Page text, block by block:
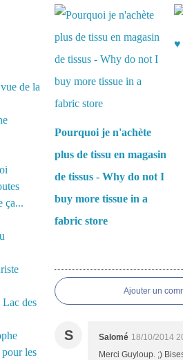
de la
ça...
des
les
Pourquoi je n'achète
plus de tissu en magasin
de tissus - Why do not I
buy more tissue in a
fabric store
♥
Ajouter un
S Salomé 18/10/2014
Merci Guyloup. ;)